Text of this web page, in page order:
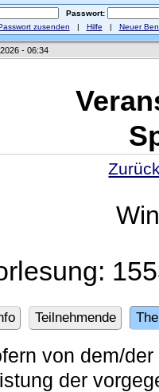
Passwort:
zusenden | Hilfe | Neuer
- 06:34
Teilnehmende
von dem/
der